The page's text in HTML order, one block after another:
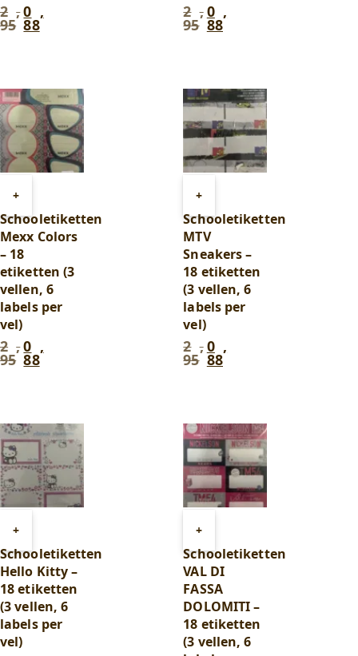
2 ,
95
Oorspronkelijke
prijs
95.
0 ,
88
Huidige
88.
2 ,
95
Oorspronkelijke
prijs
95.
0 ,
88
88.
+
aan
winkelwagen
Schooletiketten
Mexx Colors
– 18
etiketten (3
vellen, 6
labels per
vel)
2 ,
95
Oorspronkelijke
prijs
95.
0 ,
88
Huidige
88.
+
aan
winkelwagen
Schooletiketten
MTV
Sneakers –
18 etiketten
(3 vellen, 6
labels per
vel)
2 ,
95
Oorspronkelijke
prijs
95.
0 ,
88
88.
+
aan
winkelwagen
Schooletiketten
Hello Kitty –
18 etiketten
(3 vellen, 6
labels per
vel)
+
aan
winkelwagen
Schooletiketten
VAL DI
FASSA
DOLOMITI –
18 etiketten
(3 vellen, 6